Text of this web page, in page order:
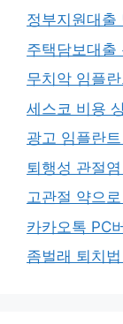
정부지원대출
주택담보대출
무치악 임플
세스코 비용
광고 임플란
퇴행성 관절
고관절 약으
카카오톡 PC
좀벌래 퇴치